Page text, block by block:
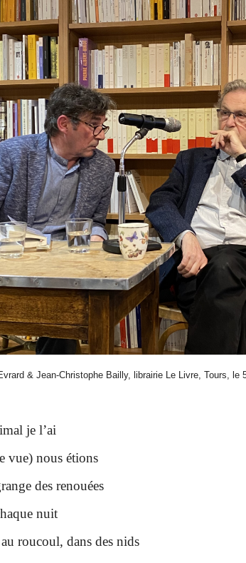
& Jean-Christophe Bailly, librairie Le Livre, Tours, le
je l’ai
vue) nous étions
des renouées
nuit
roucoul, dans des nids